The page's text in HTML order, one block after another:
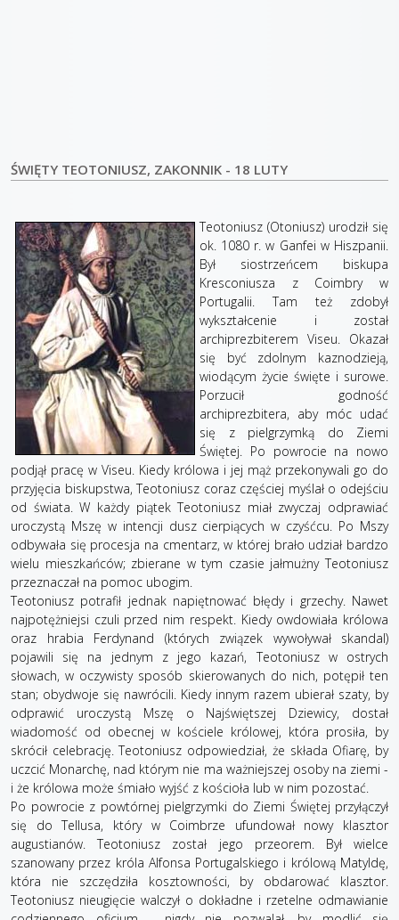
ŚWIĘTY TEOTONIUSZ, ZAKONNIK - 18 LUTY
Teotoniusz (Otoniusz) urodził się
ok. 1080 r. w Ganfei w Hiszpanii.
Był siostrzeńcem biskupa
Kresconiusza z Coimbry w
Portugalii. Tam też zdobył
wykształcenie i został
archiprezbiterem Viseu. Okazał
się być zdolnym kaznodzieją,
wiodącym życie święte i surowe.
Porzucił godność
archiprezbitera, aby móc udać
się z pielgrzymką do Ziemi
Świętej. Po powrocie na nowo
podjął pracę w Viseu. Kiedy królowa i jej mąż przekonywali go do
przyjęcia biskupstwa, Teotoniusz coraz częściej myślał o odejściu
od świata. W każdy piątek Teotoniusz miał zwyczaj odprawiać
uroczystą Mszę w intencji dusz cierpiących w czyśćcu. Po Mszy
odbywała się procesja na cmentarz, w której brało udział bardzo
wielu mieszkańców; zbierane w tym czasie jałmużny Teotoniusz
przeznaczał na pomoc ubogim.
Teotoniusz potrafił jednak napiętnować błędy i grzechy. Nawet
najpotężniejsi czuli przed nim respekt. Kiedy owdowiała królowa
oraz hrabia Ferdynand (których związek wywoływał skandal)
pojawili się na jednym z jego kazań, Teotoniusz w ostrych
słowach, w oczywisty sposób skierowanych do nich, potępił ten
stan; obydwoje się nawrócili. Kiedy innym razem ubierał szaty, by
odprawić uroczystą Mszę o Najświętszej Dziewicy, dostał
wiadomość od obecnej w kościele królowej, która prosiła, by
skrócił celebrację. Teotoniusz odpowiedział, że składa Ofiarę, by
uczcić Monarchę, nad którym nie ma ważniejszej osoby na ziemi -
i że królowa może śmiało wyjść z kościoła lub w nim pozostać.
Po powrocie z powtórnej pielgrzymki do Ziemi Świętej przyłączył
się do Tellusa, który w Coimbrze ufundował nowy klasztor
augustianów. Teotoniusz został jego przeorem. Był wielce
szanowany przez króla Alfonsa Portugalskiego i królową Matyldę,
która nie szczędziła kosztowności, by obdarować klasztor.
Teotoniusz nieugięcie walczył o dokładne i rzetelne odmawianie